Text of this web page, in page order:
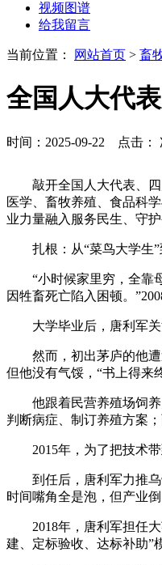
视频图谱
给我留言
当前位置： 网站首页 > 畜
全国人大代
时间：2025-09-22 点击：
敲开全国人大代表、
医学、畜牧养殖、食品科
业力量融入服务民生、守护
扎根：从“菜鸟大学生
“小时候家里穷，全靠
因牲畜死亡陷入困顿。
大学毕业后，唐利军
然而，初出茅庐的他
但他没有气馁，“书上得来
他跟着民营养殖场饲
判断病症、制订养殖方案
2015年，为了把技术
到任后，唐利军力推
时间嘴角全是泡，但产业
2018年，唐利军担任
建、定标验收、达标补助”